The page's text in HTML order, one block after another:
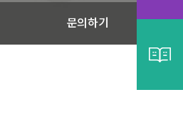
문의하기